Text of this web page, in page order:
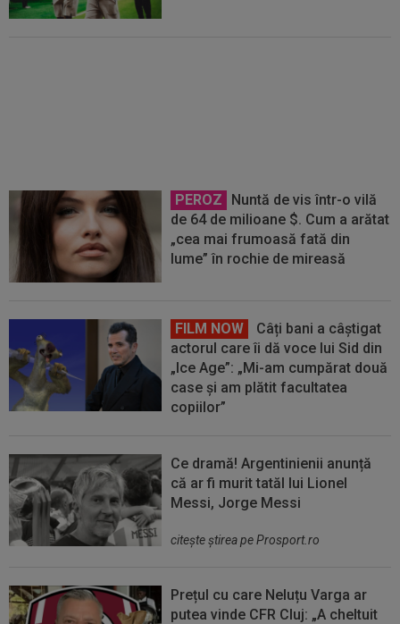
PEROZ
Nuntă de vis într-o vilă
de 64 de milioane $. Cum a arătat
„cea mai frumoasă fată din
lume” în rochie de mireasă
FILM NOW
Câți bani a câștigat
actorul care îi dă voce lui Sid din
„Ice Age”: „Mi-am cumpărat două
case și am plătit facultatea
copiilor”
Ce dramă! Argentinienii anunță
că ar fi murit tatăl lui Lionel
Messi, Jorge Messi
citeşte ştirea pe Prosport.ro
Prețul cu care Neluțu Varga ar
putea vinde CFR Cluj: „A cheltuit